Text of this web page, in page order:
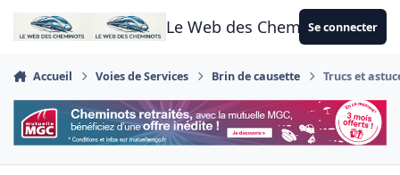
Aller au contenu
Le Web des CheminotsSe connecter
Accueil Voies de Services Brin de causette Trucs et